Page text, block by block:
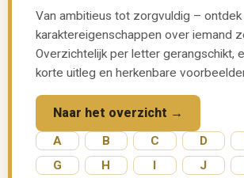
Van ambitieus tot zorgvuldig –
karaktereigenschappen over iemand
Overzichtelijk per letter gerangschikt,
korte uitleg en herkenbare
Naar het overzicht →
A B C D
G
H I J